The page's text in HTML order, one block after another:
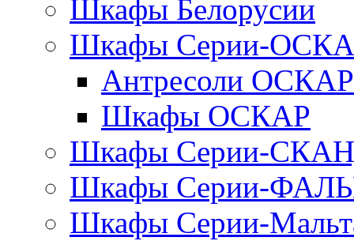
Шкафы Белорусии
Шкафы Серии-
Антресоли ОСКАР
Шкафы ОСКАР
Шкафы Серии-
Шкафы Серии-
Шкафы Серии-